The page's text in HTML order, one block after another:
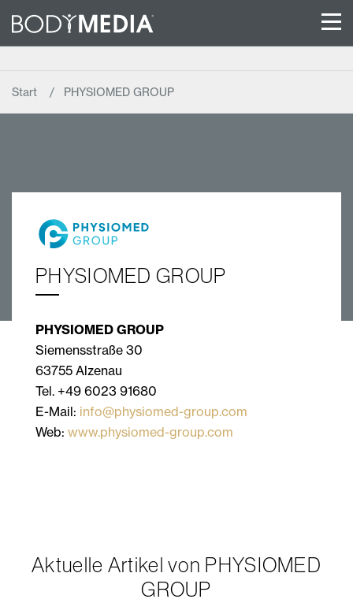
Start PHYSIOMED GROUP
PHYSIOMED GROUP
PHYSIOMED GROUP
Siemensstraße 30
63755 Alzenau
Tel. +49 6023 91680
E-Mail: info@physiomed-group.com
Web: www.physiomed-group.com
Aktuelle Artikel von PHYSIOMED
GROUP